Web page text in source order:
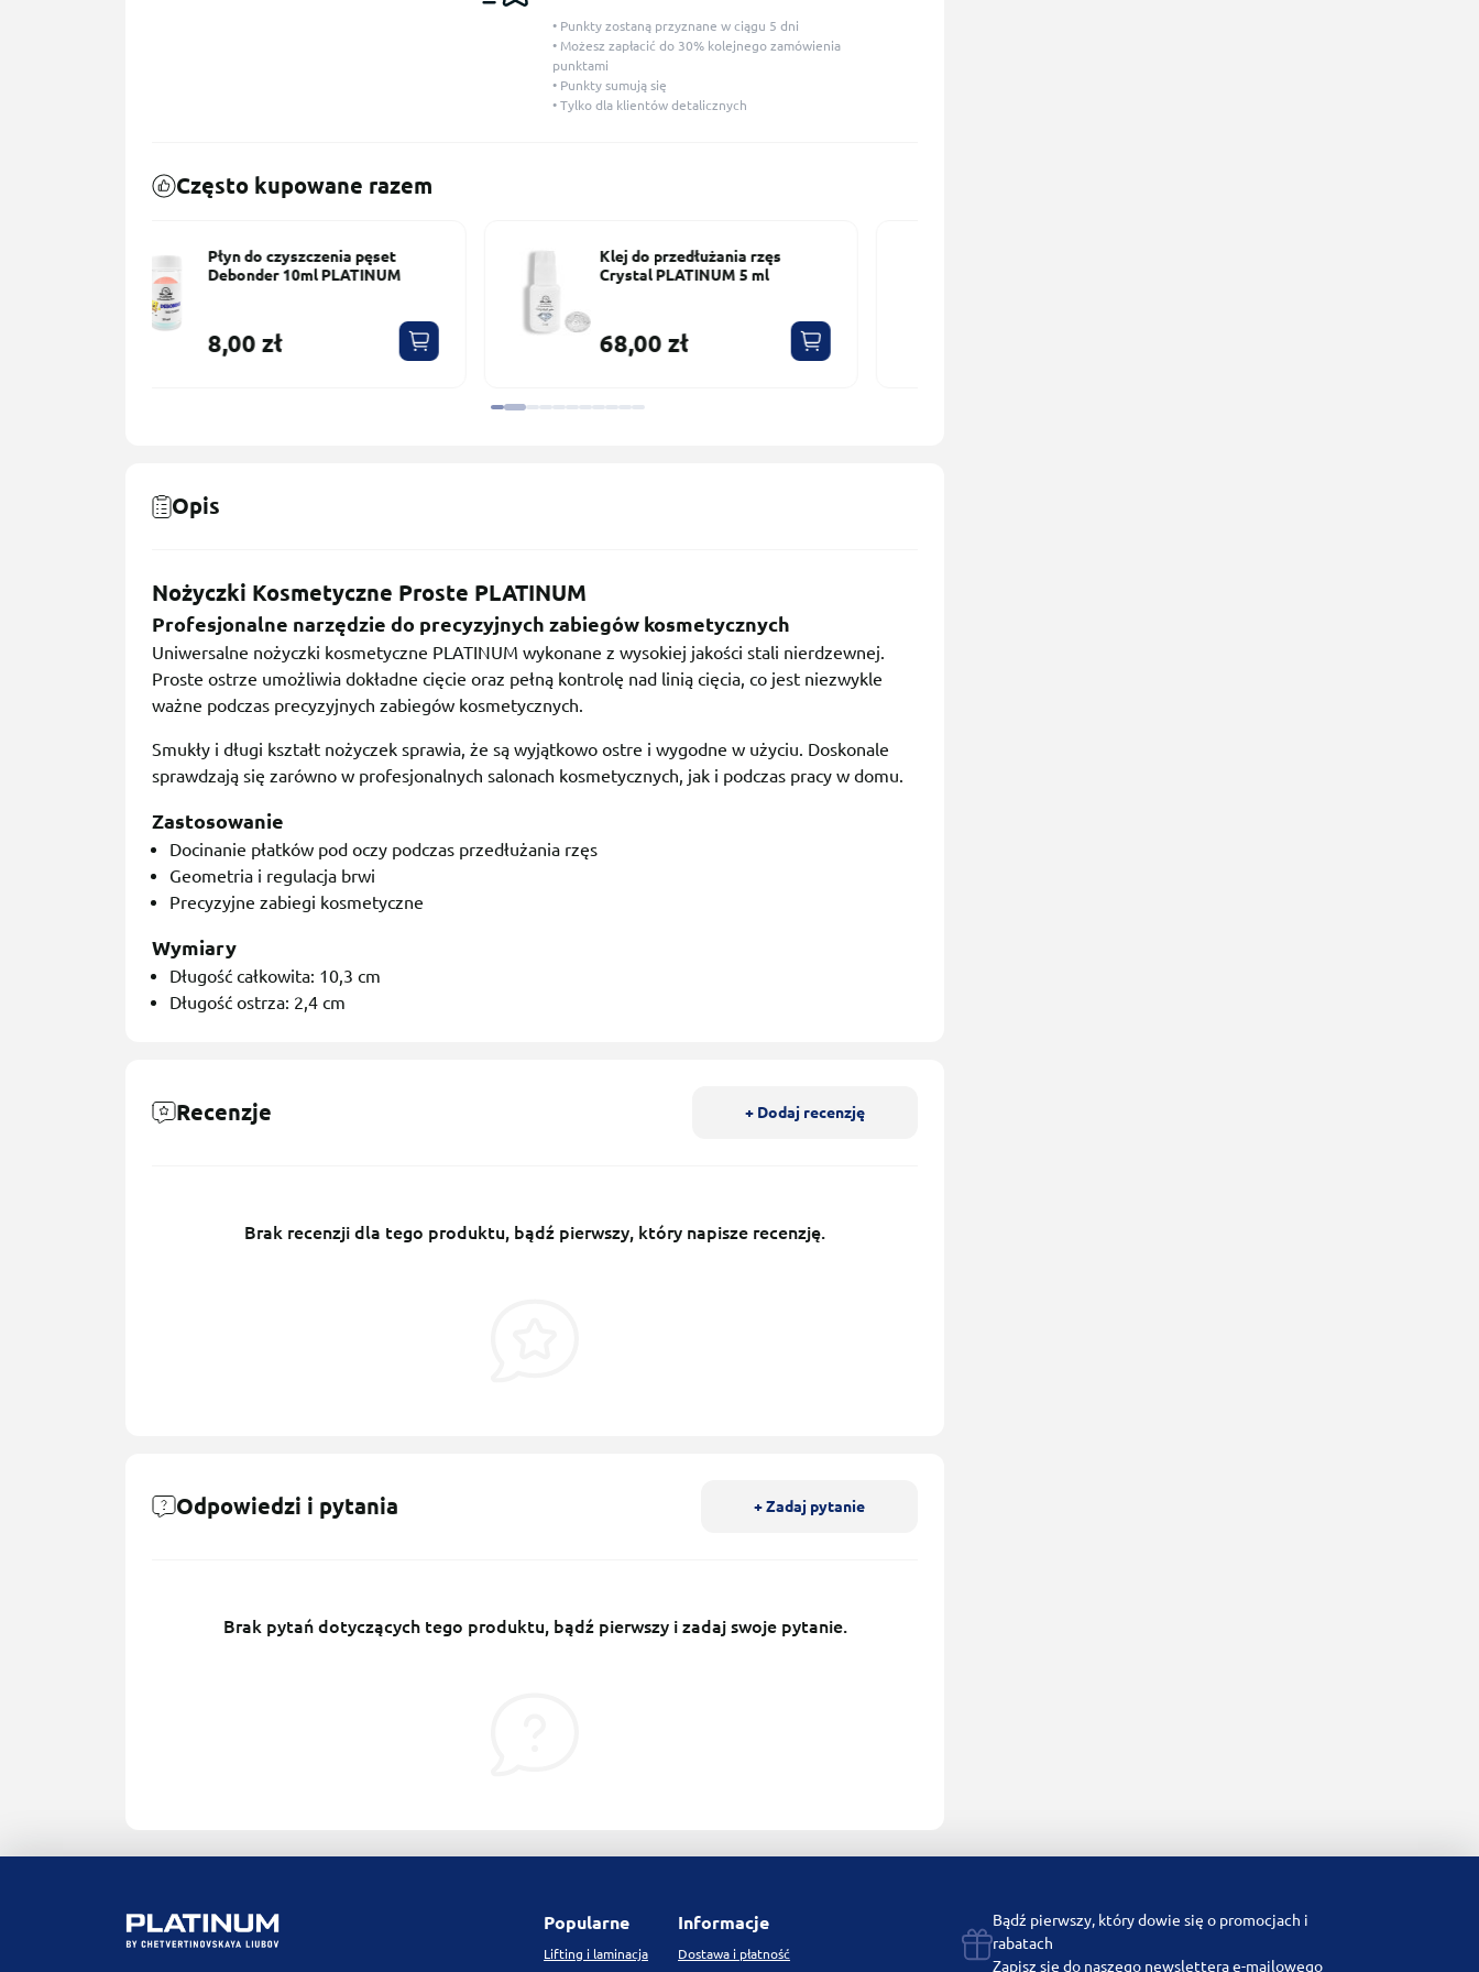
• Punkty zostaną przyznane w ciągu 5 dni
• Możesz zapłacić do 30% kolejnego zamówienia
punktami
• Punkty sumują się
• Tylko dla klientów detalicznych
Często kupowane razem
Klej do przedłużania rzęs
Crystal PLATINUM 5 ml
68,00 zł
Remover Jelly do przedłużania
rzęs Lawenda-Cytryna
59,00 zł
Opis
Nożyczki Kosmetyczne Proste PLATINUM
Profesjonalne narzędzie do precyzyjnych zabiegów kosmetycznych
Uniwersalne nożyczki kosmetyczne PLATINUM wykonane z wysokiej jakości stali nierdzewnej.
Proste ostrze umożliwia dokładne cięcie oraz pełną kontrolę nad linią cięcia, co jest niezwykle
ważne podczas precyzyjnych zabiegów kosmetycznych.
Smukły i długi kształt nożyczek sprawia, że są wyjątkowo ostre i wygodne w użyciu. Doskonale
sprawdzają się zarówno w profesjonalnych salonach kosmetycznych, jak i podczas pracy w domu.
Zastosowanie
Docinanie płatków pod oczy podczas przedłużania rzęs
Geometria i regulacja brwi
Precyzyjne zabiegi kosmetyczne
Wymiary
Długość całkowita: 10,3 cm
Długość ostrza: 2,4 cm
Recenzje + Dodaj recenzję
Brak recenzji dla tego produktu, bądź pierwszy, który napisze recenzję.
Odpowiedzi i pytania + Zadaj pytanie
Brak pytań dotyczących tego produktu, bądź pierwszy i zadaj swoje pytanie.
Popularne
Lifting i laminacja
Informacje
Dostawa i płatność
Bądź pierwszy, który dowie się o promocjach i
rabatach
Zapisz się do naszego newslettera e-mailowego